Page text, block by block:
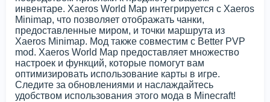
инвентаре. Xaeros World Map интегрируется с Xaeros
Minimap, что позволяет отображать чанки,
предоставленные миром, и точки маршрута из
Xaeros Minimap. Мод также совместим с Better PVP
mod. Xaeros World Map предоставляет множество
настроек и функций, которые помогут вам
оптимизировать использование карты в игре.
Следите за обновлениями и наслаждайтесь
удобством использования этого мода в Minecraft!